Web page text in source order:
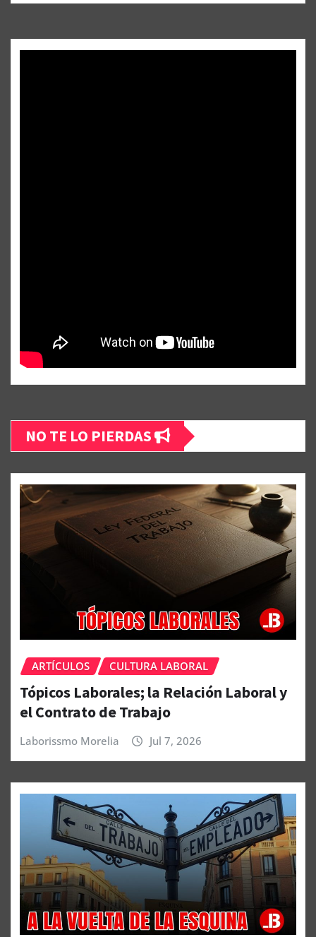
NO TE LO PIERDAS
ARTÍCULOS CULTURA LABORAL
Tópicos Laborales; la Relación Laboral y
el Contrato de Trabajo
Laborissmo Morelia Jul 7, 2026